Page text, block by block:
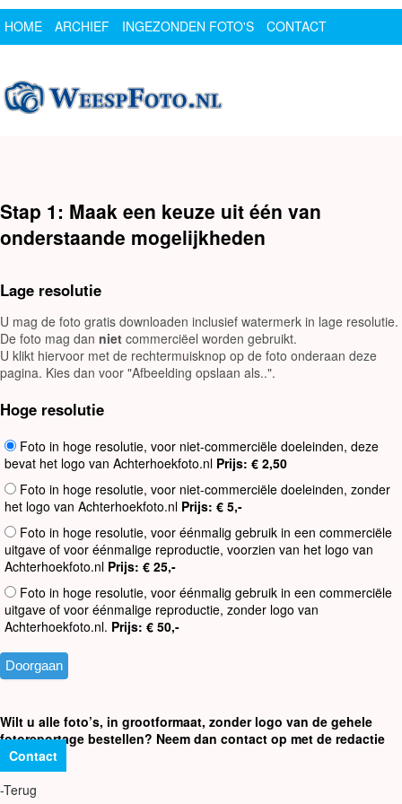
HOME ARCHIEF INGEZONDEN FOTO'S
CONTACT
Stap 1: Maak een keuze uit één van
onderstaande mogelijkheden
Lage resolutie
U mag de foto gratis downloaden inclusief watermerk in lage resolutie.
De foto mag dan niet commerciëel worden gebruikt.
U klikt hiervoor met de rechtermuisknop op de foto onderaan deze
pagina. Kies dan voor "Afbeelding opslaan als..".
Hoge resolutie
Foto in hoge resolutie, voor niet-commerciële doeleinden, deze
bevat het logo van Achterhoekfoto.nl Prijs: € 2,50
Foto in hoge resolutie, voor niet-commerciële doeleinden, zonder
het logo van Achterhoekfoto.nl Prijs: € 5,-
Foto in hoge resolutie, voor éénmalig gebruik in een commerciële
uitgave of voor éénmalige reproductie, voorzien van het logo van
Achterhoekfoto.nl Prijs: € 25,-
Foto in hoge resolutie, voor éénmalig gebruik in een commerciële
uitgave of voor éénmalige reproductie, zonder logo van
Achterhoekfoto.nl. Prijs: € 50,-
Wilt u alle foto’s, in grootformaat, zonder logo van de gehele
fotoreportage bestellen? Neem dan contact op met de redactie
Contact
-Terug